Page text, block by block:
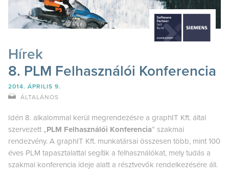
Hírek
8. PLM Felhasználói Konferencia
2014. ÁPRILIS 9.
ÁLTALÁNOS
Idén 8. alkalommal kerül megrendezésre a graphIT Kft. által
szervezett „PLM Felhasználói Konferencia” szakmai
rendezvény. A graphIT Kft. munkatársai összesen több, mint 100
éves PLM tapasztalattal segítik a felhasználókat, mely tudás a
szakmai konferencia ideje alatt a résztvevők rendelkezésére áll.